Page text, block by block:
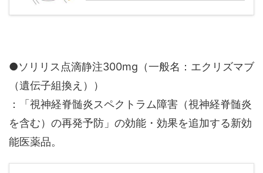
●ソリリス点滴静注300mg（一般名：エクリズマブ
（遺伝子組換え））
：「視神経脊髄炎スペクトラム障害（視神経脊髄炎
を含む）の再発予防」の効能・効果を追加する新効
能医薬品。